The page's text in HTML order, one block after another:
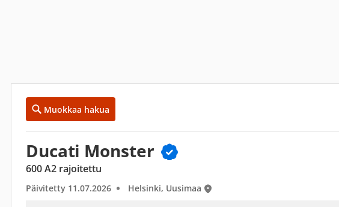
Muokkaa hakua
Ducati Monster
600 A2 rajoitettu
Päivitetty 11.07.2026 Helsinki, Uusimaa